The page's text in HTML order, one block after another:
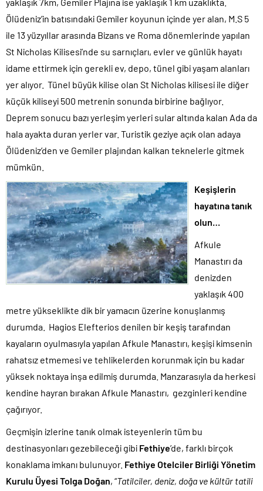
Ölüdeniz’in batısındaki Gemiler koyunun içinde yer alan, M.S 5
ile 13 yüzyıllar arasında Bizans ve Roma dönemlerinde yapılan
St Nicholas Kilisesi’nde su sarnıçları, evler ve günlük hayatı
idame ettirmek için gerekli ev, depo, tünel gibi yaşam alanları
yer alıyor. Tünel büyük kilise olan St Nicholas kilisesi ile diğer
küçük kiliseyi 500 metrenin sonunda birbirine bağlıyor.
Deprem sonucu bazı yerleşim yerleri sular altında kalan Ada da
hala ayakta duran yerler var. Turistik geziye açık olan adaya
Ölüdeniz’den ve Gemiler plajından kalkan teknelerle gitmek
mümkün.
Keşişlerin
hayatına tanık
olun…
Afkule
Manastırı da
denizden
yaklaşık 400
metre yükseklikte dik bir yamacın üzerine konuşlanmış
durumda. Hagios Elefterios denilen bir keşiş tarafından
kayaların oyulmasıyla yapılan Afkule Manastırı, keşişi kimsenin
rahatsız etmemesi ve tehlikelerden korunmak için bu kadar
yüksek noktaya inşa edilmiş durumda. Manzarasıyla da herkesi
kendine hayran bırakan Afkule Manastırı, gezginleri kendine
çağırıyor.
Geçmişin izlerine tanık olmak isteyenlerin tüm bu
destinasyonları gezebileceği gibi Fethiye’de, farklı birçok
konaklama imkanı bulunuyor. Fethiye Otelciler Birliği Yönetim
Kurulu Üyesi Tolga Doğan, “Tatilciler, deniz, doğa ve kültür tatili